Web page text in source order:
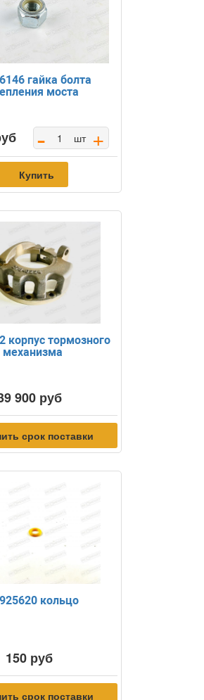
гайка болта
моста
- шт +
Купить
корпус тормозного
механизма
900 руб
срок поставки
кольцо
150 руб
срок поставки